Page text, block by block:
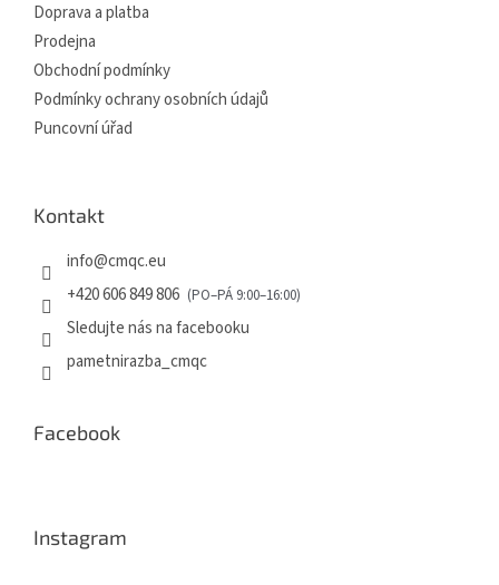
Doprava a platba
Prodejna
Obchodní podmínky
Podmínky ochrany osobních údajů
Puncovní úřad
Kontakt
info@cmqc.eu
+420 606 849 806
Sledujte nás na facebooku
pametnirazba_cmqc
Facebook
Instagram